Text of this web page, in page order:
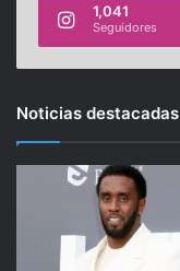
1,041
Seguidores
Noticias destacadas